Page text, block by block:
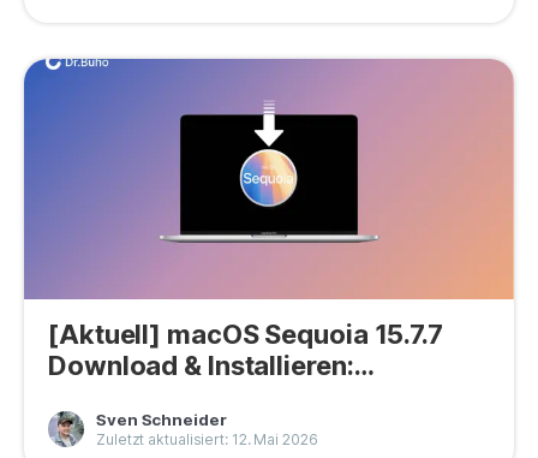
[Aktuell] macOS Sequoia 15.7.7
Download & Installieren:
Sven Schneider
Zuletzt aktualisiert: 12. Mai 2026